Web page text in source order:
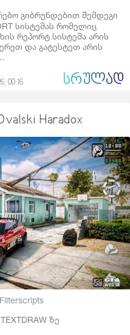
გიბრუნდებით შემდეგი
სისტემას რომელიც
რეპორტ სისტემა არის
და გატესტეთ არის
00:16 ᲡᲠᲣᲚᲐᲓ
Haradox
Filterscripts
ზე